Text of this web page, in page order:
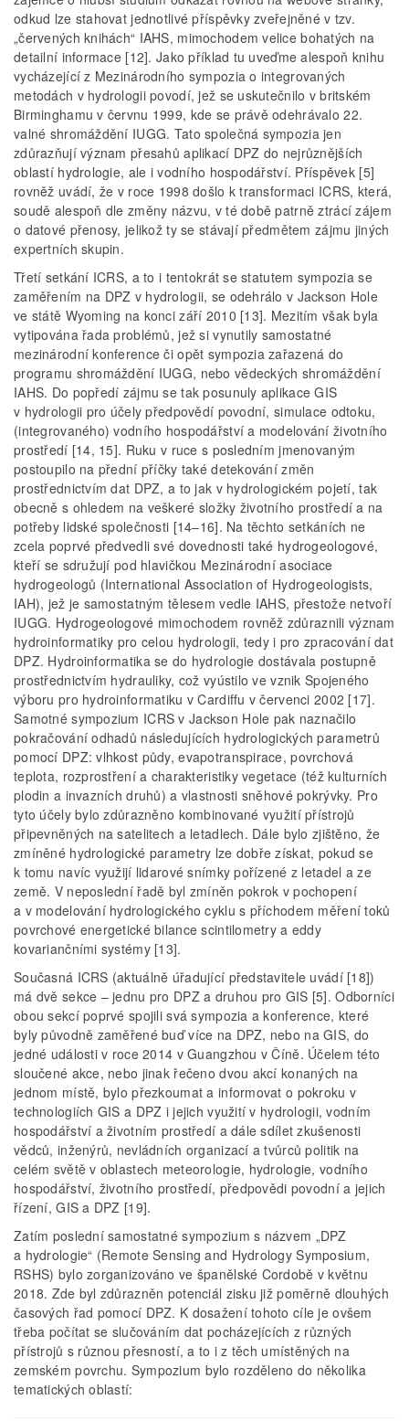
odkud lze stahovat jednotlivé příspěvky zveřejněné v tzv.
„červených knihách“ IAHS, mimochodem velice bohatých na
detailní informace [12]. Jako příklad tu uveďme alespoň knihu
vycházející z Mezinárodního sympozia o integrovaných
metodách v hydrologii povodí, jež se uskutečnilo v britském
Birminghamu v červnu 1999, kde se právě odehrávalo 22.
valné shromáždění IUGG. Tato společná sympozia jen
zdůrazňují význam přesahů aplikací DPZ do nejrůznějších
oblastí hydrologie, ale i vodního hospodářství. Příspěvek [5]
rovněž uvádí, že v roce 1998 došlo k transformaci ICRS, která,
soudě alespoň dle změny názvu, v té době patrně ztrácí zájem
o datové přenosy, jelikož ty se stávají předmětem zájmu jiných
expertních skupin.
Třetí setkání ICRS, a to i tentokrát se statutem sympozia se
zaměřením na DPZ v hydrologii, se odehrálo v Jackson Hole
ve státě Wyoming na konci září 2010 [13]. Mezitím však byla
vytipována řada problémů, jež si vynutily samostatné
mezinárodní konference či opět sympozia zařazená do
programu shromáždění IUGG, nebo vědeckých shromáždění
IAHS. Do popředí zájmu se tak posunuly aplikace GIS
v hydrologii pro účely předpovědí povodní, simulace odtoku,
(integrovaného) vodního hospodářství a modelování životního
prostředí [14, 15]. Ruku v ruce s posledním jmenovaným
postoupilo na přední příčky také detekování změn
prostřednictvím dat DPZ, a to jak v hydrologickém pojetí, tak
obecně s ohledem na veškeré složky životního prostředí a na
potřeby lidské společnosti [14–16]. Na těchto setkáních ne
zcela poprvé předvedli své dovednosti také hydrogeologové,
kteří se sdružují pod hlavičkou Mezinárodní asociace
hydrogeologů (International Association of Hydrogeologists,
IAH), jež je samostatným tělesem vedle IAHS, přestože netvoří
IUGG. Hydrogeologové mimochodem rovněž zdůraznili význam
hydroinformatiky pro celou hydrologii, tedy i pro zpracování dat
DPZ. Hydroinformatika se do hydrologie dostávala postupně
prostřednictvím hydrauliky, což vyústilo ve vznik Spojeného
výboru pro hydroinformatiku v Cardiffu v červenci 2002 [17].
Samotné sympozium ICRS v Jackson Hole pak naznačilo
pokračování odhadů následujících hydrologických parametrů
pomocí DPZ: vlhkost půdy, evapotranspirace, povrchová
teplota, rozprostření a charakteristiky vegetace (též kulturních
plodin a invazních druhů) a vlastnosti sněhové pokrývky. Pro
tyto účely bylo zdůrazněno kombinované využití přístrojů
připevněných na satelitech a letadlech. Dále bylo zjištěno, že
zmíněné hydrologické parametry lze dobře získat, pokud se
k tomu navíc využijí lidarové snímky pořízené z letadel a ze
země. V neposlední řadě byl zmíněn pokrok v pochopení
a v modelování hydrologického cyklu s příchodem měření toků
povrchové energetické bilance scintilometry a eddy
kovariančními systémy [13].
Současná ICRS (aktuálně úřadující představitele uvádí [18])
má dvě sekce – jednu pro DPZ a druhou pro GIS [5]. Odborníci
obou sekcí poprvé spojili svá sympozia a konference, které
byly původně zaměřené buď více na DPZ, nebo na GIS, do
jedné události v roce 2014 v Guangzhou v Číně. Účelem této
sloučené akce, nebo jinak řečeno dvou akcí konaných na
jednom místě, bylo přezkoumat a informovat o pokroku v
technologiích GIS a DPZ i jejich využití v hydrologii, vodním
hospodářství a životním prostředí a dále sdílet zkušenosti
vědců, inženýrů, nevládních organizací a tvůrců politik na
celém světě v oblastech meteorologie, hydrologie, vodního
hospodářství, životního prostředí, předpovědi povodní a jejich
řízení, GIS a DPZ [19].
Zatím poslední samostatné sympozium s názvem „DPZ
a hydrologie“ (Remote Sensing and Hydrology Symposium,
RSHS) bylo zorganizováno ve španělské Cordobě v květnu
2018. Zde byl zdůrazněn potenciál zisku již poměrně dlouhých
časových řad pomocí DPZ. K dosažení tohoto cíle je ovšem
třeba počítat se slučováním dat pocházejících z různých
přístrojů s různou přesností, a to i z těch umístěných na
zemském povrchu. Sympozium bylo rozděleno do několika
tematických oblastí: